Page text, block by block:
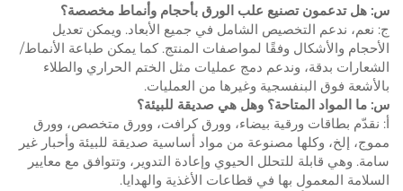
س: هل تدعمون تصنيع علب الورق بأحجام وأنماط مخصصة؟
ج: نعم، ندعم التخصيص الشامل في جميع الأبعاد. ويمكن تعديل
الأحجام والأشكال وفقًا لمواصفات المنتج. كما يمكن طباعة الأنماط/
الشعارات بدقة، وندعم دمج عمليات مثل الختم الحراري والطلاء
بالأشعة فوق البنفسجية وغيرها من العمليات.
س: ما المواد المتاحة؟ وهل هي صديقة للبيئة؟
أ: نقدّم بطاقات ورقية بيضاء، وورق كرافت، وورق متخصص، وورق
مموج، إلخ، وكلها مصنوعة من مواد أساسية صديقة للبيئة وأحبار غير
سامة. وهي قابلة للتحلل الحيوي وإعادة التدوير، وتتوافق مع معايير
السلامة المعمول بها في قطاعات الأغذية والهدايا.